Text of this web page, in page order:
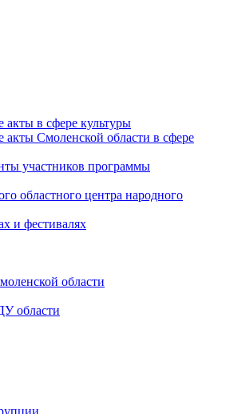
в сфере культуры
Смоленской области в сфере
участников программы
областного центра народного
и фестивалях
области
области